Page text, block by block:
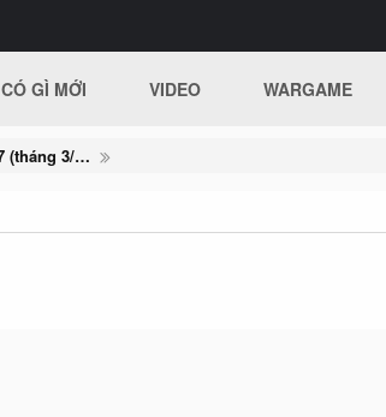
CÓ GÌ MỚI VIDEO WARGAME
Thông báo mở WHITEHAT PLAY ! 07 (tháng 3/2020)